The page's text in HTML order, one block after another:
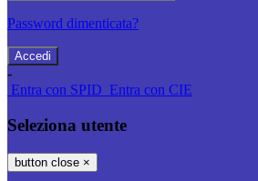
Password dimenticata?
-
Entra con SPID Entra con CIE
Seleziona utente
button close ×